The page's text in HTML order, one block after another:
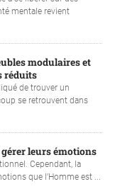
mentale revient
modulaires et
réduits
de trouver un
se retrouvent dans
leurs émotions
Cependant, la
que l’Homme est ...